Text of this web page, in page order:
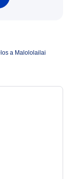
a Malololailai